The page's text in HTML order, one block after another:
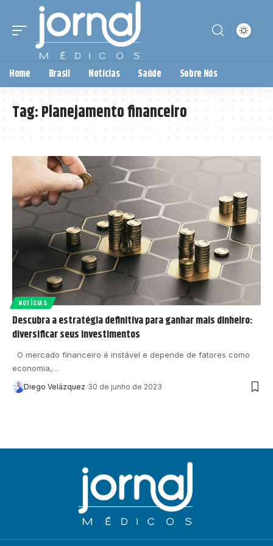
Home Brasil Notícias Saúde Sobre Nós
Tag:Planejamento financeiro
NOTÍCIAS
Descubra a estratégia definitiva para ganhar mais dinheiro:
diversificar seus investimentos
O mercado financeiro é instável e depende de fatores como
economia,…
Diego Velázquez 30 de junho de 2023